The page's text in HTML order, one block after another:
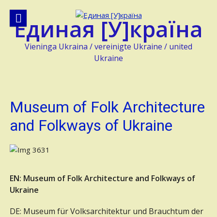
contentЕдиная [У]країна
Vieninga Ukraina / vereinigte Ukraine / united
Ukraine
Museum of Folk Architecture
and Folkways of Ukraine
EN: Museum of Folk Architecture and Folkways of
Ukraine
DE: Museum für Volksarchitektur und Brauchtum der